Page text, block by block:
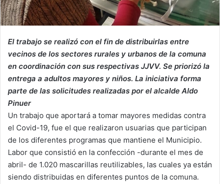
El trabajo se realizó con el fin de distribuirlas entre
vecinos de los sectores rurales y urbanos de la comuna
en coordinación con sus respectivas JJVV. Se priorizó la
entrega a adultos mayores y niños. La iniciativa forma
parte de las solicitudes realizadas por el alcalde Aldo
Pinuer
Un trabajo que aportará a tomar mayores medidas contra
el Covid-19, fue el que realizaron usuarias que participan
de los diferentes programas que mantiene el Municipio.
Labor que consistió en la confección -durante el mes de
abril- de 1.020 mascarillas reutilizables, las cuales ya están
siendo distribuidas en diferentes puntos de la comuna.